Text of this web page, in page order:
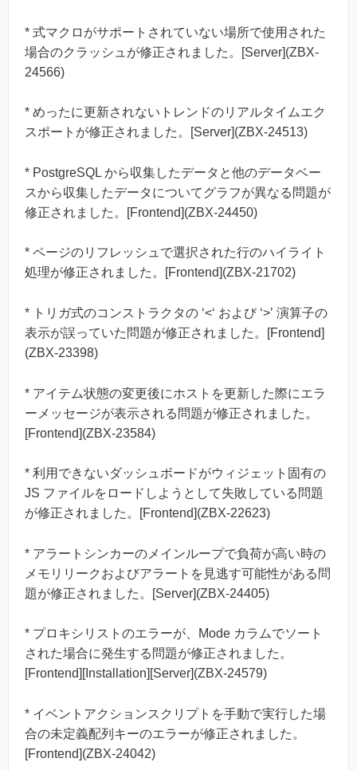
* 式マクロがサポートされていない場所で使用された
場合のクラッシュが修正されました。[Server](ZBX-
24566)
* めったに更新されないトレンドのリアルタイムエク
スポートが修正されました。[Server](ZBX-24513)
* PostgreSQL から収集したデータと他のデータベー
スから収集したデータについてグラフが異なる問題が
修正されました。[Frontend](ZBX-24450)
* ページのリフレッシュで選択された行のハイライト
処理が修正されました。[Frontend](ZBX-21702)
* トリガ式のコンストラクタの ‘<‘ および ‘>’ 演算子の
表示が誤っていた問題が修正されました。[Frontend]
(ZBX-23398)
* アイテム状態の変更後にホストを更新した際にエラ
ーメッセージが表示される問題が修正されました。
[Frontend](ZBX-23584)
* 利用できないダッシュボードがウィジェット固有の
JS ファイルをロードしようとして失敗している問題
が修正されました。[Frontend](ZBX-22623)
* アラートシンカーのメインループで負荷が高い時の
メモリリークおよびアラートを見逃す可能性がある問
題が修正されました。[Server](ZBX-24405)
* プロキシリストのエラーが、Mode カラムでソート
された場合に発生する問題が修正されました。
[Frontend][Installation][Server](ZBX-24579)
* イベントアクションスクリプトを手動で実行した場
合の未定義配列キーのエラーが修正されました。
[Frontend](ZBX-24042)